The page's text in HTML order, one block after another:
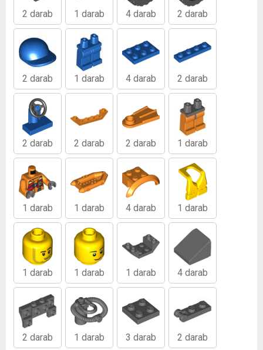
2 darab 1 darab 4 darab 2 darab
2 darab 1 darab 4 darab 2 darab
2 darab 2 darab 2 darab 1 darab
1 darab 1 darab 4 darab 1 darab
1 darab 1 darab 1 darab 4 darab
2 darab 1 darab 3 darab 2 darab